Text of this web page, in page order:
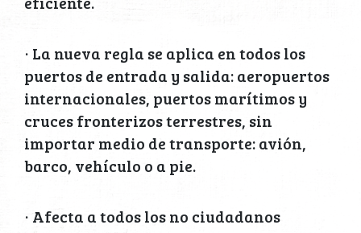
· La nueva regla se aplica en todos los
puertos de entrada y salida: aeropuertos
internacionales, puertos marítimos y
cruces fronterizos terrestres, sin
importar medio de transporte: avión,
barco, vehículo o a pie.
· Afecta a todos los no ciudadanos